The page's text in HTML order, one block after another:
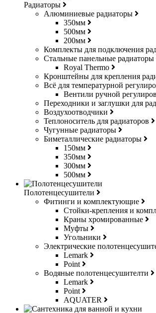
Радиаторы
Алюминиевые радиаторы
350мм
500мм
200мм
Комплекты для подключения
Стальные панельные радиаторы
Royal Thermo
Кронштейны для крепления
Всё для температурной
Вентили ручной
Переходники и заглушки для
Воздухоотводчики
Теплоноситель для радиаторов
Чугунные радиаторы
Биметаллические радиаторы
150мм
350мм
300мм
500мм
Полотенцесушители
Фитинги и комплектующие
Стойки-крепления и
Краны хромированные
Муфты
Угольники
Электрические
Lemark
Point
Водяные полотенцесушителти
Lemark
Point
AQUATER